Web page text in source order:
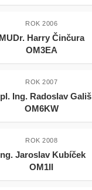
ROK 2006
MUDr. Harry Činčura
OM3EA
ROK 2007
Ing. Radoslav Gališ
OM6KW
ROK 2008
Jaroslav Kubíček
OM1II